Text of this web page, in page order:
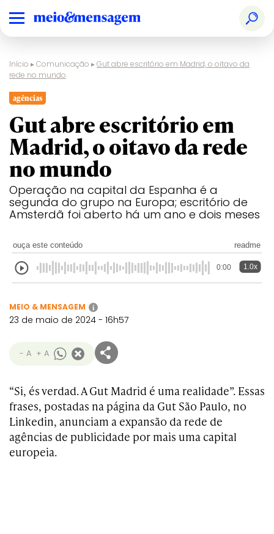
Início ▸Comunicação ▸Gut abre escritório em Madrid, o oitavo da
rede no mundo
agências
Gut abre escritório em
Madrid, o oitavo da rede
no mundo
Operação na capital da Espanha é a
segunda do grupo na Europa; escritório de
Amsterdã foi aberto há um ano e dois meses
ouça este conteúdo readme
0:00 1.0x
MEIO & MENSAGEM i
23 de maio de 2024 - 16h57
- A + A
“Si, és verdad. A Gut Madrid é uma realidade”. Essas
frases, postadas na página da Gut São Paulo, no
Linkedin, anunciam a expansão da rede de
agências de publicidade por mais uma capital
europeia.